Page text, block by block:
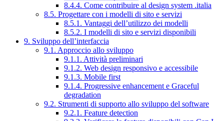
8.4.4. Come contribuire al design system .italia
8.5. Progettare con i modelli di sito e servizi
8.5.1. Vantaggi dell’utilizzo dei modelli
8.5.2. I modelli di sito e servizi disponibili
9. Sviluppo dell’interfaccia
9.1. Approccio allo sviluppo
9.1.1. Attività preliminari
9.1.2. Web design responsivo e accessibile
9.1.3. Mobile first
9.1.4. Progressive enhancement e Graceful
degradation
9.2. Strumenti di supporto allo sviluppo del software
9.2.1. Feature detection